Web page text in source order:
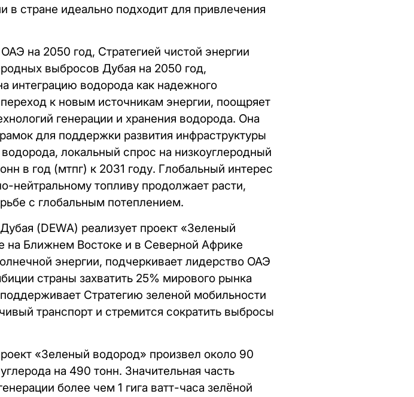
в стране идеально подходит для привлечения
на 2050 год, Стратегией чистой энергии
выбросов Дубая на 2050 год,
интеграцию водорода как надежного
к новым источникам энергии, поощряет
генерации и хранения водорода. Она
для поддержки развития инфраструктуры
локальный спрос на низкоуглеродный
в год (мтпг) к 2031 году. Глобальный интерес
нейтральному топливу продолжает расти,
с глобальным потеплением.
(DEWA) реализует проект «Зеленый
на Ближнем Востоке и в Северной Африке
энергии, подчеркивает лидерство ОАЭ
страны захватить 25% мирового рынка
Стратегию зеленой мобильности
транспорт и стремится сократить выбросы
«Зеленый водород» произвел около 90
на 490 тонн. Значительная часть
более чем 1 гига ватт-часа зелёной